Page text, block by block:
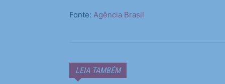
Fonte: Agência Brasil
LEIA TAMBÉM